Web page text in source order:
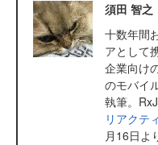
須田 智之
十数年間
アとして
企業向け
のモバイ
執筆。
リアクテ
月16日よ